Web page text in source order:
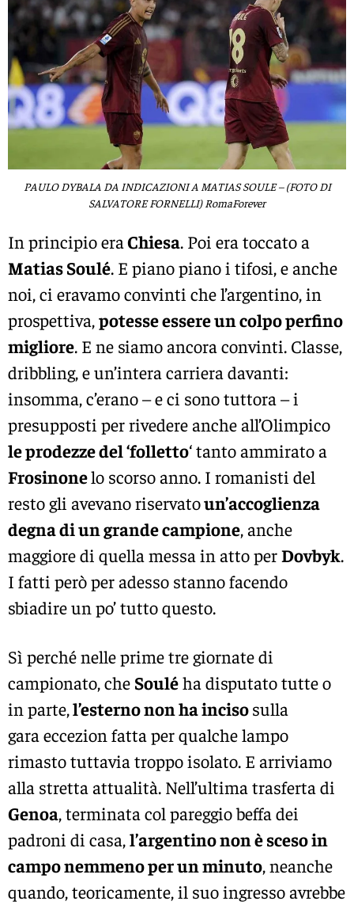
PAULO DYBALA DA INDICAZIONI A MATIAS SOULE – (FOTO DI
SALVATORE FORNELLI) RomaForever
In principio eraChiesa. Poi era toccato a
Matias Soulé. E piano piano i tifosi, e anche
noi, ci eravamo convinti che l’argentino, in
prospettiva,potesse essere un colpo perfino
migliore. E ne siamo ancora convinti. Classe,
dribbling, e un’intera carriera davanti:
insomma, c’erano – e ci sono tuttora – i
presupposti per rivedere anche all’Olimpico
le prodezze del ‘folletto‘ tanto ammirato a
Frosinonelo scorso anno. I romanisti del
resto gli avevano riservatoun’accoglienza
degna di un grande campione, anche
maggiore di quella messa in atto perDovbyk.
I fatti però per adesso stanno facendo
sbiadire un po’ tutto questo.
Sì perché nelle prime tre giornate di
campionato, che Souléha disputato tutte o
in parte,l’esterno non ha incisosulla
gara eccezion fatta per qualche lampo
rimasto tuttavia troppo isolato. E arriviamo
alla stretta attualità. Nell’ultima trasferta di
Genoa, terminata col pareggio beffa dei
padroni di casa, l’argentino non è sceso in
campo nemmeno per un minuto, neanche
quando, teoricamente, il suo ingresso avrebbe